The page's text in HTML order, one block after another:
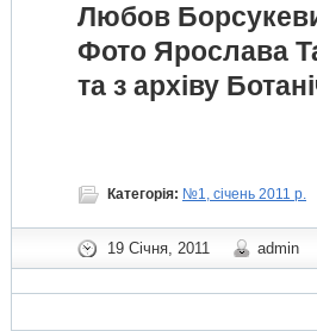
Любов
Фото Ярослава
та з архіву
Категорія: №1, січень 2011 р.
19 Січня, 2011 admin